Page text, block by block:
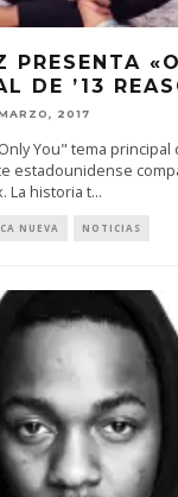
PRESENTA
DE ’13
2017
You" tema principal
estadounidense
La historia t...
NUEVA NOTICIAS